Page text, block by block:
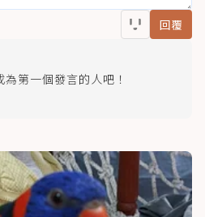
回覆
第一個發言的人吧！